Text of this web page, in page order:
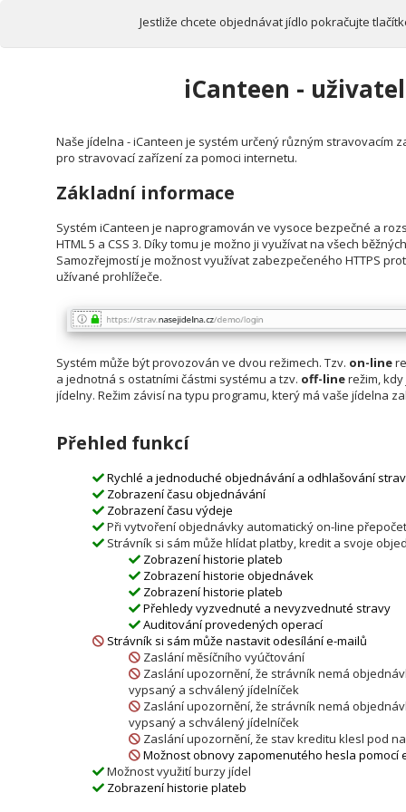
Jestliže chcete objednávat jídlo pokračujte
iCanteen -
Naše jídelna - iCanteen je systém určený různým stravovacím
pro stravovací zařízení za pomoci internetu.
Základní informace
Systém iCanteen je naprogramován ve vysoce bezpečné a
HTML 5 a CSS 3. Díky tomu je možno ji využívat na všech
Samozřejmostí je možnost využívat zabezpečeného HTTPS
užívané prohlížeče.
Systém může být provozován ve dvou režimech. Tzv. on-line
a jednotná s ostatními částmi systému a tzv. off-linerežim,
jídelny. Režim závisí na typu programu, který má vaše jídelna
Přehled funkcí
Rychlé a jednoduché objednávání a odhlašování
Zobrazení času objednávání
Zobrazení času výdeje
Při vytvoření objednávky automatický on-line
Strávník si sám může hlídat platby, kredit a svoje
Zobrazení historie plateb
Zobrazení historie objednávek
Zobrazení historie plateb
Přehledy vyzvednuté a nevyzvednuté stravy
Auditování provedených operací
Strávník si sám může nastavit odesílání e-mailů
Zaslání měsíčního vyúčtování
Zaslání upozornění, že strávník nemá
vypsaný a schválený jídelníček
Zaslání upozornění, že strávník nemá
vypsaný a schválený jídelníček
Zaslání upozornění, že stav kreditu klesl pod
Možnost obnovy zapomenutého hesla pomocí
Možnost využití burzy jídel
Zobrazení historie plateb